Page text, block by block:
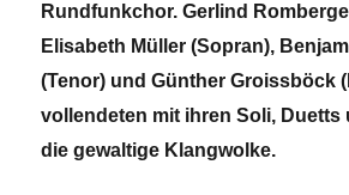
Rundfunkchor. Gerlind
Elisabeth Müller (Sopran),
(Tenor) und Günther Groissböck
vollendeten mit ihren Soli, Duetts
die gewaltige Klangwolke.